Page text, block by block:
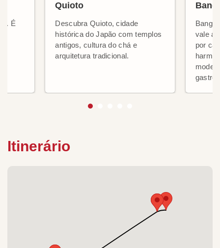
É
Quioto
Descubra Quioto, cidade
histórica do Japão com templos
antigos, cultura do chá e
arquitetura tradicional.
vale a
por
Itinerário